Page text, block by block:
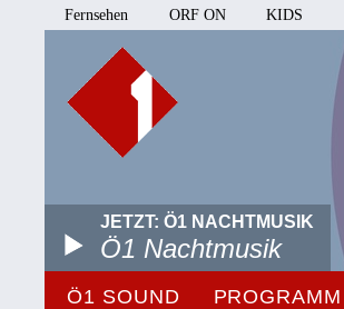
Fernsehen ORF ON KIDS
JETZT: Ö1 NACHTMUSIK
Ö1 Nachtmusik
Ö1 SOUND PROGRAMM